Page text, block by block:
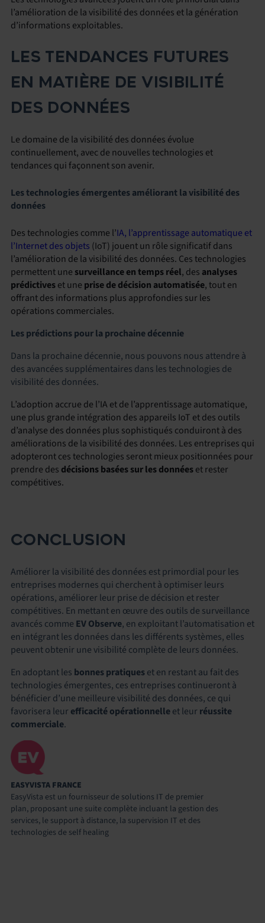
l’amélioration de la visibilité des données et la génération
d’informations exploitables.
LES TENDANCES FUTURES
EN MATIÈRE DE VISIBILITÉ
DES DONNÉES
Le domaine de la visibilité des données évolue
continuellement, avec de nouvelles technologies et
tendances qui façonnent son avenir.
Les technologies émergentes améliorant la visibilité des
données
Des technologies comme l’IA, l’apprentissage automatique et
l’Internet des objets (IoT) jouent un rôle significatif dans
l’amélioration de la visibilité des données. Ces technologies
permettent une surveillance en temps réel, des analyses
prédictiveset une prise de décision automatisée, tout en
offrant des informations plus approfondies sur les
opérations commerciales.
Les prédictions pour la prochaine décennie
Dans la prochaine décennie, nous pouvons nous attendre à
des avancées supplémentaires dans les technologies de
visibilité des données.
L’adoption accrue de l’IA et de l’apprentissage automatique,
une plus grande intégration des appareils IoT et des outils
d’analyse des données plus sophistiqués conduiront à des
améliorations de la visibilité des données. Les entreprises qui
adopteront ces technologies seront mieux positionnées pour
prendre des décisions basées sur les donnéeset rester
compétitives.
CONCLUSION
Améliorer la visibilité des données est primordial pour les
entreprises modernes qui cherchent à optimiser leurs
opérations, améliorer leur prise de décision et rester
compétitives. En mettant en œuvre des outils de surveillance
avancés comme EV Observe, en exploitant l’automatisation et
en intégrant les données dans les différents systèmes, elles
peuvent obtenir une visibilité complète de leurs données.
En adoptant les bonnes pratiqueset en restant au fait des
technologies émergentes, ces entreprises continueront à
bénéficier d’une meilleure visibilité des données, ce qui
favorisera leur efficacité opérationnelleet leur réussite
commerciale.
EASYVISTA FRANCE
EasyVista est un fournisseur de solutions IT de premier
plan, proposant une suite complète incluant la gestion des
services, le support à distance, la supervision IT et des
technologies de self healing